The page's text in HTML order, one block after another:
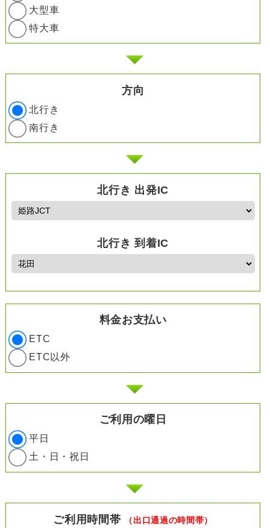
大型車
特大車
方向
北行き
南行き
北行き 出発IC
北行き 到着IC
料金お支払い
ETC
ETC以外
ご利用の曜日
平日
土・日・祝日
ご利用時間帯 （出口通過の時間帯）